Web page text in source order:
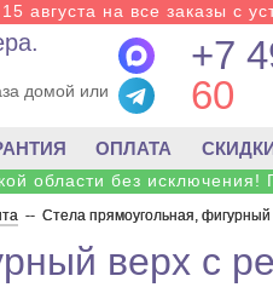
августа на все заказы с
домой или
+7
60
ОПЛАТА
области без исключения!
-- Стела прямоугольная,
верх с